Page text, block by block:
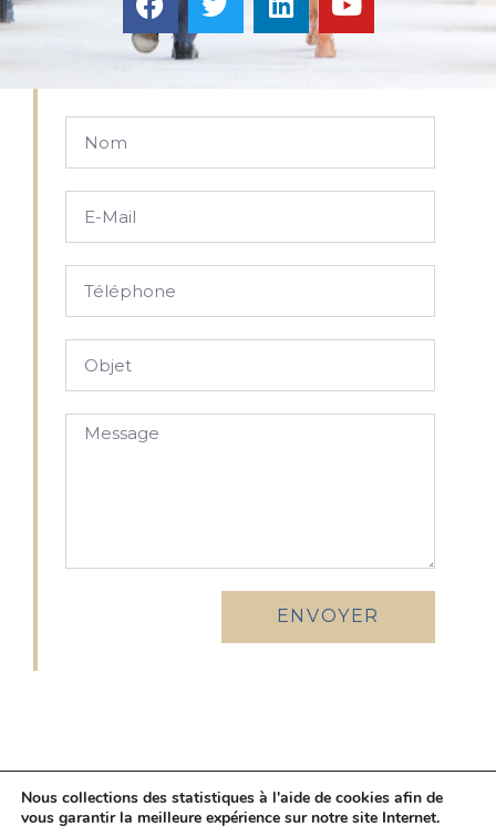
ENVOYER
Photographies ©Charlotte Coumont
Nous collections des statistiques à l'aide de cookies afin de
vous garantir la meilleure expérience sur notre site Internet.